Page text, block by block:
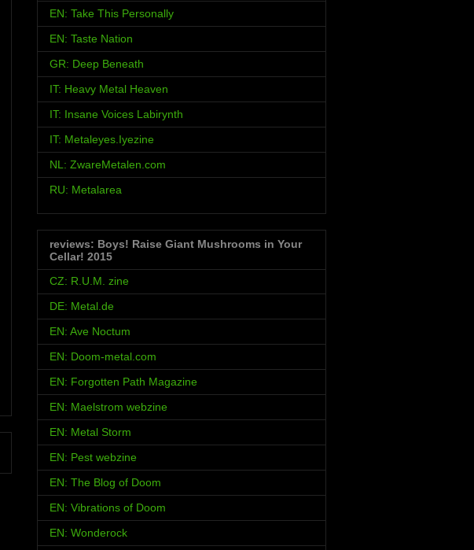
EN: Take This Personally
EN: Taste Nation
GR: Deep Beneath
IT: Heavy Metal Heaven
IT: Insane Voices Labirynth
IT: Metaleyes.Iyezine
NL: ZwareMetalen.com
RU: Metalarea
reviews: Boys! Raise Giant Mushrooms in Your
Cellar! 2015
CZ: R.U.M. zine
DE: Metal.de
EN: Ave Noctum
EN: Doom-metal.com
EN: Forgotten Path Magazine
EN: Maelstrom webzine
EN: Metal Storm
EN: Pest webzine
EN: The Blog of Doom
EN: Vibrations of Doom
EN: Wonderock